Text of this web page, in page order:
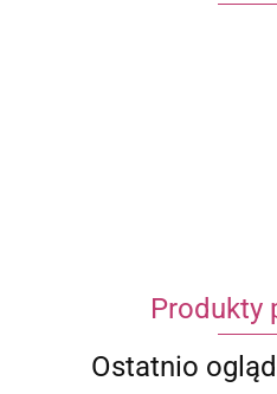
Produkty
Ostatnio